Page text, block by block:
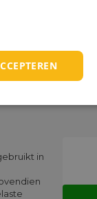
slip
ook
in